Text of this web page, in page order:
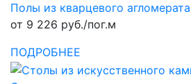
Полы из кварцевого агломерата
от 9 226 руб./пог.м
ПОДРОБНЕЕ